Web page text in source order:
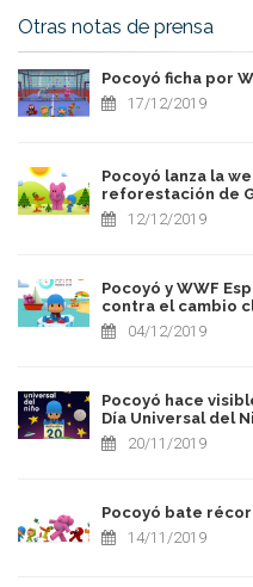
Otras notas de prensa
Pocoyó ficha por
17/12/2019
Pocoyó lanza la
reforestación de
12/12/2019
Pocoyó y WWF
contra el cambio
04/12/2019
Pocoyó hace
Día Universal del
20/11/2019
Pocoyó bate
14/11/2019